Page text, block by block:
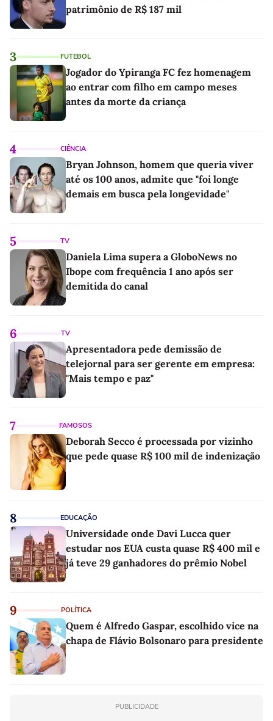
patrimônio de R$ 187 mil
3 FUTEBOL
Jogador do Ypiranga FC fez homenagem
ao entrar com filho em campo meses
antes da morte da criança
4 CIÊNCIA
Bryan Johnson, homem que queria viver
até os 100 anos, admite que "foi longe
demais em busca pela longevidade"
5 TV
Daniela Lima supera a GloboNews no
Ibope com frequência 1 ano após ser
demitida do canal
6 TV
Apresentadora pede demissão de
telejornal para ser gerente em empresa:
"Mais tempo e paz"
7 FAMOSOS
Deborah Secco é processada por vizinho
que pede quase R$ 100 mil de indenização
8 EDUCAÇÃO
Universidade onde Davi Lucca quer
estudar nos EUA custa quase R$ 400 mil e
já teve 29 ganhadores do prêmio Nobel
9 POLÍTICA
Quem é Alfredo Gaspar, escolhido vice na
chapa de Flávio Bolsonaro para presidente
PUBLICIDADE